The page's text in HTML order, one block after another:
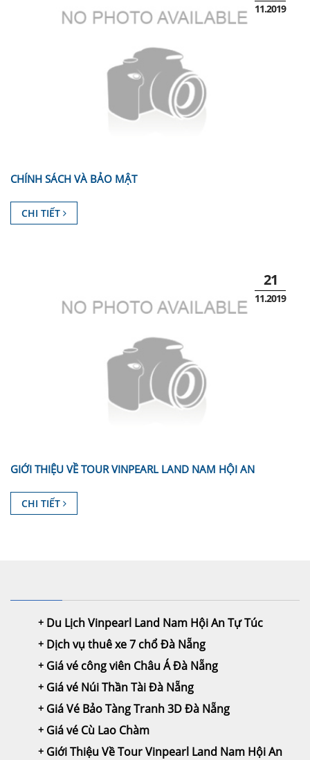
11.2019
CHÍNH SÁCH VÀ BẢO MẬT
CHI TIẾT
21
11.2019
GIỚI THIỆU VỀ TOUR VINPEARL LAND NAM HỘI AN
CHI TIẾT
Du Lịch Vinpearl Land Nam Hội An Tự Túc
Dịch vụ thuê xe 7 chổ Đà Nẵng
Giá vé công viên Châu Á Đà Nẵng
Giá vé Núi Thần Tài Đà Nẵng
Giá Vé Bảo Tàng Tranh 3D Đà Nẵng
Giá vé Cù Lao Chàm
Giới Thiệu Về Tour Vinpearl Land Nam Hội An